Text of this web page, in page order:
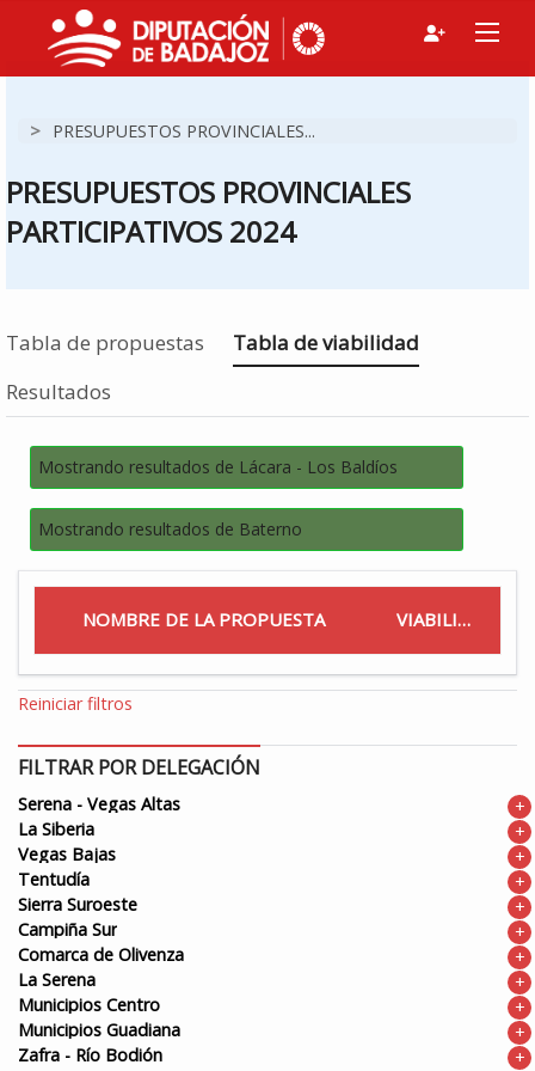
> PRESUPUESTOS PROVINCIALES...
PRESUPUESTOS PROVINCIALES
PARTICIPATIVOS 2024
Tabla de propuestas Estás en
Tabla de viabilidad
Resultados
Mostrando resultados de Lácara - Los Baldíos
Mostrando resultados de Baterno
NOMBRE DE LA PROPUESTA VIABILIDAD
Reiniciar filtros
FILTRAR POR DELEGACIÓN